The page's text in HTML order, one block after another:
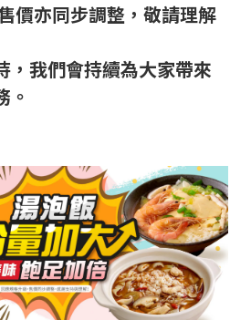
價亦同步調整，敬請理解
，我們會持續為大家帶來
。